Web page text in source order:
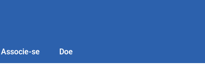
Associe-se Doe